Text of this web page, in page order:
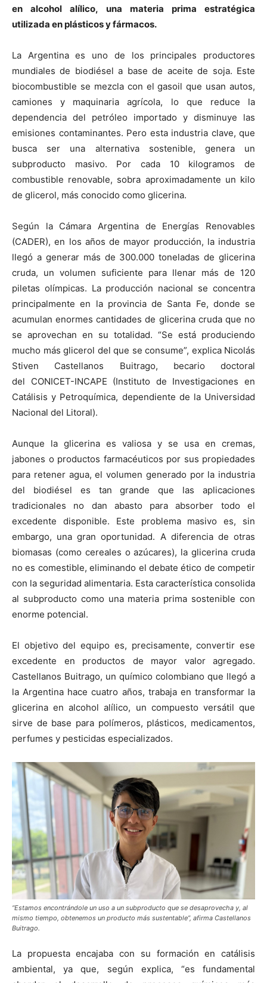
en alcohol alílico, una materia prima estratégica
utilizada en plásticos y fármacos.
La Argentina es uno de los principales productores
mundiales de biodiésel a base de aceite de soja. Este
biocombustible se mezcla con el gasoil que usan autos,
camiones y maquinaria agrícola, lo que reduce la
dependencia del petróleo importado y disminuye las
emisiones contaminantes. Pero esta industria clave, que
busca ser una alternativa sostenible, genera un
subproducto masivo. Por cada 10 kilogramos de
combustible renovable, sobra aproximadamente un kilo
de glicerol, más conocido como glicerina.
​Según la Cámara Argentina de Energías Renovables
(CADER), en los años de mayor producción, la industria
llegó a generar más de 300.000 toneladas de glicerina
cruda, un volumen suficiente para llenar más de 120
piletas olímpicas. ​La producción nacional se concentra
principalmente en la provincia de Santa Fe, donde se
acumulan enormes cantidades de glicerina cruda que no
se aprovechan en su totalidad. “Se está produciendo
mucho más glicerol del que se consume”, explica Nicolás
Stiven Castellanos Buitrago, becario doctoral
del CONICET-INCAPE (Instituto de Investigaciones en
Catálisis y Petroquímica, dependiente de la Universidad
Nacional del Litoral).
Aunque la glicerina es valiosa y se usa en cremas,
jabones o productos farmacéuticos por sus propiedades
para retener agua, el volumen generado por la industria
del biodiésel es tan grande que las aplicaciones
tradicionales no dan abasto para absorber todo el
excedente disponible. Este problema masivo es, sin
embargo, una gran oportunidad. A diferencia de otras
biomasas (como cereales o azúcares), la glicerina cruda
no es comestible, eliminando el debate ético de competir
con la seguridad alimentaria. Esta característica consolida
al subproducto como una materia prima sostenible con
enorme potencial.
​El objetivo del equipo es, precisamente, convertir ese
excedente en productos de mayor valor agregado.
Castellanos Buitrago, un químico colombiano que llegó a
la Argentina hace cuatro años, trabaja en transformar la
glicerina en alcohol alílico, un compuesto versátil que
sirve de base para polímeros, plásticos, medicamentos,
perfumes y pesticidas especializados.
“Estamos encontrándole un uso a un subproducto que se desaprovecha y, al
mismo tiempo, obtenemos un producto más sustentable”, afirma Castellanos
Buitrago.
La propuesta encajaba con su formación en catálisis
ambiental, ya que, según explica, “es fundamental